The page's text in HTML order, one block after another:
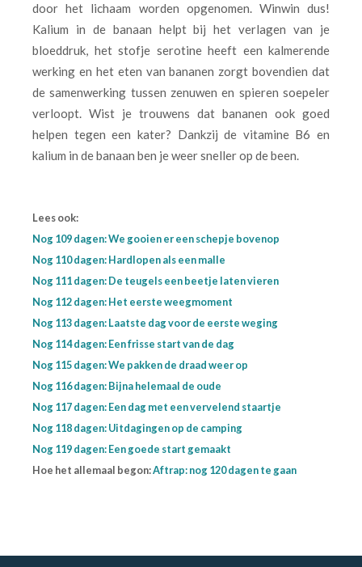
door het lichaam worden opgenomen. Winwin dus!
Kalium in de banaan helpt bij het verlagen van je
bloeddruk, het stofje serotine heeft een kalmerende
werking en het eten van bananen zorgt bovendien dat
de samenwerking tussen zenuwen en spieren soepeler
verloopt. Wist je trouwens dat bananen ook goed
helpen tegen een kater? Dankzij de vitamine B6 en
kalium in de banaan ben je weer sneller op de been.
Lees ook:
Nog 109 dagen: We gooien er een schepje bovenop
Nog 110 dagen: Hardlopen als een malle
Nog 111 dagen: De teugels een beetje laten vieren
Nog 112 dagen: Het eerste weegmoment
Nog 113 dagen: Laatste dag voor de eerste weging
Nog 114 dagen: Een frisse start van de dag
Nog 115 dagen: We pakken de draad weer op
Nog 116 dagen: Bijna helemaal de oude
Nog 117 dagen: Een dag met een vervelend staartje
Nog 118 dagen: Uitdagingen op de camping
Nog 119 dagen: Een goede start gemaakt
Hoe het allemaal begon:Aftrap: nog 120 dagen te gaan